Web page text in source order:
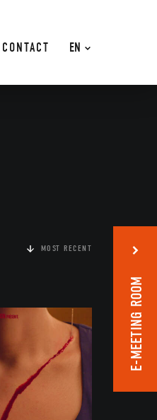
EN
CONTACT
MOST RECENT
E-MEETING ROOM